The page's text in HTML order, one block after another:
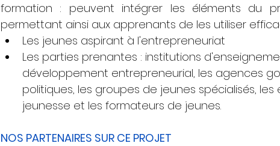
formation : peuvent intégrer les éléments du
permettant ainsi aux apprenants de les utiliser
Les jeunes aspirant à l'entrepreneuriat
Les parties prenantes : institutions
développement entrepreneurial, les agences
politiques, les groupes de jeunes spécialisés,
jeunesse et les formateurs de jeunes.
NOS PARTENAIRES SUR CE PROJET